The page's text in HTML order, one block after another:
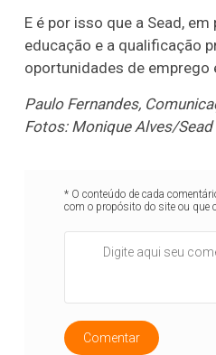
E é por isso que a Sead,
educação e a qualificação
oportunidades de emprego
Paulo Fernandes,
Fotos: Monique Alves/Sead
* O conteúdo de cada
com o propósito do site ou que
Comentar